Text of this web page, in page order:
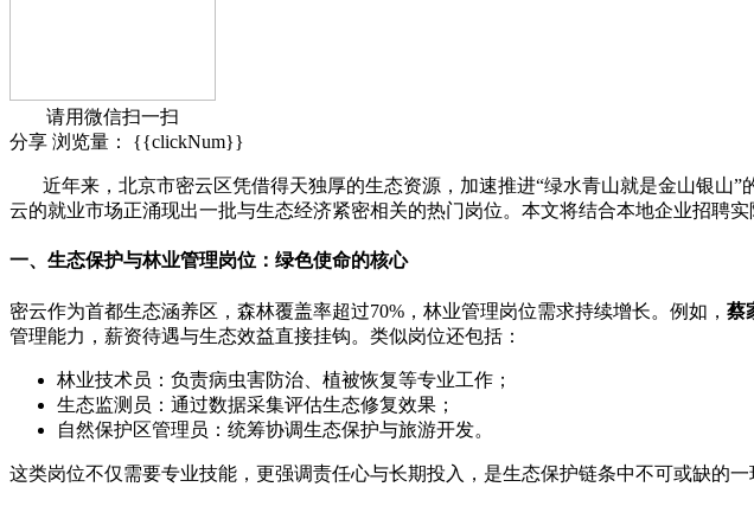
请用微信扫一扫
分享 浏览量： {{clickNum}}
近年来，北京市密云区凭借得天独厚的生态资源，加速推进“绿水青山就是金山银山”
云的就业市场正涌现出一批与生态经济紧密相关的热门岗位。本文将结合本地企业招聘
一、生态保护与林业管理岗位：绿色使命的核心
密云作为首都生态涵养区，森林覆盖率超过70%，林业管理岗位需求持续增长。例如， 蔡
管理能力，薪资待遇与生态效益直接挂钩。类似岗位还包括：
林业技术员：负责病虫害防治、植被恢复等专业工作；
生态监测员：通过数据采集评估生态修复效果；
自然保护区管理员：统筹协调生态保护与旅游开发。
这类岗位不仅需要专业技能，更强调责任心与长期投入，是生态保护链条中不可或缺的一